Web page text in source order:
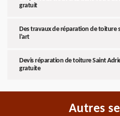
gratuit
Des travaux de réparation de toiture
l’art
Devis réparation de toiture Saint
gratuite
Autres